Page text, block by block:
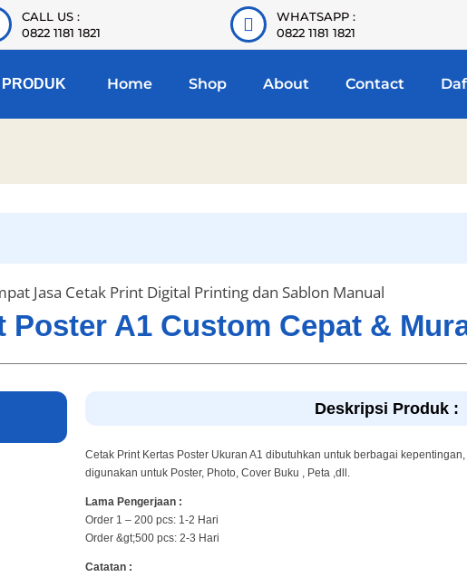
CALL US :
0822 1181 1821
WHATSAPP :
0822 1181 1821
Home Shop About Contact
Jasa Cetak Print Digital Printing dan Sablon Manual
A1 Custom Cepat &
Deskripsi Produk :
Cetak Print Kertas Poster Ukuran A1 dibutuhkan untuk berbagai
digunakan untuk Poster, Photo, Cover Buku , Peta ,dll.
Lama Pengerjaan :
Order 1 – 200 pcs: 1-2 Hari
Order &gt;500 pcs: 2-3 Hari
Catatan :